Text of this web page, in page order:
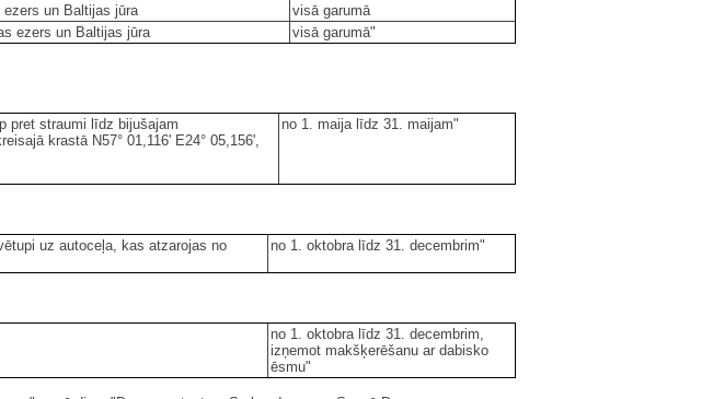
ezers un Baltijas jūra
visā garumā
ezers un Baltijas jūra visā garumā"
pret straumi līdz bijušajam
krastā N57° 01,116' E24° 05,156',
no 1. maija līdz 31. maijam"
uz autoceļa, kas atzarojas no
no 1. oktobra līdz 31. decembrim"
no 1. oktobra līdz 31. decembrim,
izņemot makšķerēšanu ar dabisko
ēsmu"